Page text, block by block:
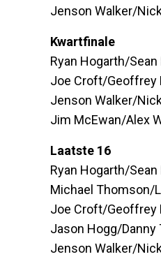
Jenson Walker/
Kwartfinale
Ryan Hogarth/
Joe Croft/Geoffrey
Jenson Walker/
Jim McEwan/Alex
Laatste 16
Ryan Hogarth/
Michael Thomson/
Joe Croft/Geoffrey
Jason Hogg/Danny
Jenson Walker/